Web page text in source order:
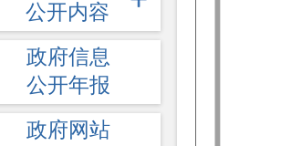
公开内容
政府信息
公开年报
政府网站